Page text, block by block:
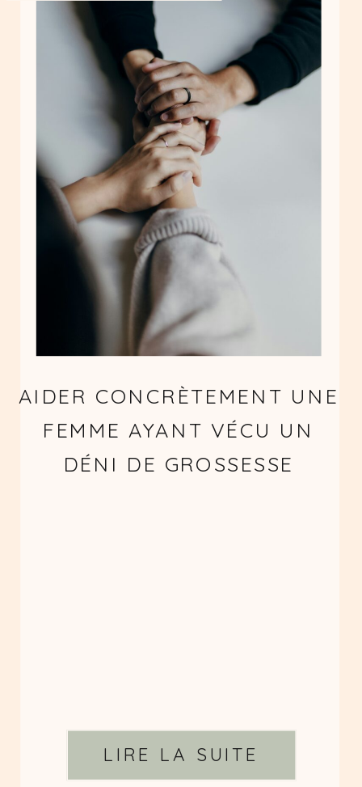
LIRE LA SUITE
AIDER CONCRÈTEMENT UNE
FEMME AYANT VÉCU UN
DÉNI DE GROSSESSE